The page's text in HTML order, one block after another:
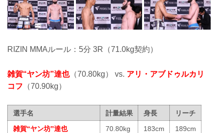
RIZIN MMAルール：5分 3R（71.0kg契約）
雑賀“ヤン坊”達也（70.80kg） vs. アリ・アブドゥルカリ
コフ （70.90kg）
選手名 計量結果 身長
リーチ
雑賀“ヤン坊”達也
70.80kg 183cm
189cm